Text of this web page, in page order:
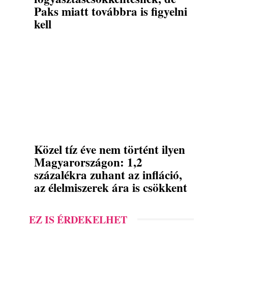
Paks miatt továbbra is figyelni
kell
Közel tíz éve nem történt ilyen
Magyarországon: 1,2
százalékra zuhant az infláció,
az élelmiszerek ára is csökkent
EZ IS ÉRDEKELHET